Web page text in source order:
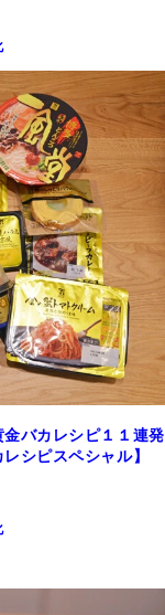
金バカレシピ１１連発
シピスペシャル】